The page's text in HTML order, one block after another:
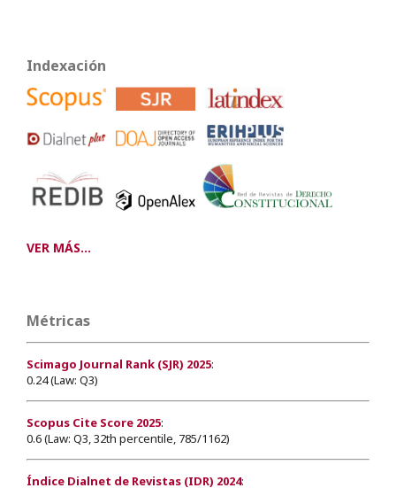
Indexación
VER MÁS...
Métricas
Scimago Journal Rank (SJR) 2025:
0.24 (Law: Q3)
Scopus Cite Score 2025:
0.6 (Law: Q3, 32th percentile, 785/1162)
Índice Dialnet de Revistas (IDR) 2024: